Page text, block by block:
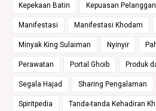
Kepekaan Batin Kepuasan Pelanggan
Manifestasi Manifestasi Khodam
Minyak King Sulaiman Nyinyir
Perawatan Portal Ghoib Produk
Segala Hajad Sharing Pengalaman
Spiritpedia Tanda-tanda Kehadiran